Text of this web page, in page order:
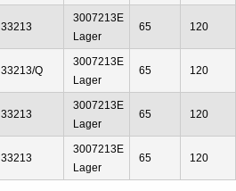
33213
3007213E
Lager
65 120
33213/Q
3007213E
Lager
65 120
33213
3007213E
Lager
65 120
33213
3007213E
Lager
65 120